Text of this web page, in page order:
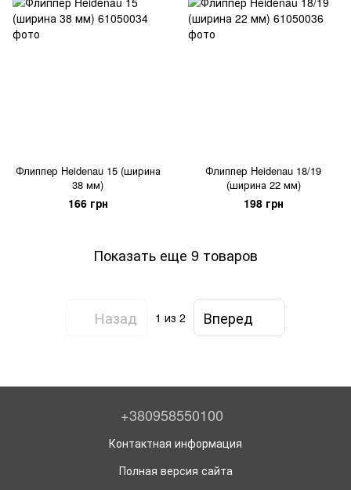
Флиппер Heidenau 15 (ширина
38 мм)
166 грн
Флиппер Heidenau 18/19
(ширина 22 мм)
198 грн
Показать еще 9 товаров
Назад 1 из 2 Вперед
+380958550100
Контактная информация
Полная версия сайта